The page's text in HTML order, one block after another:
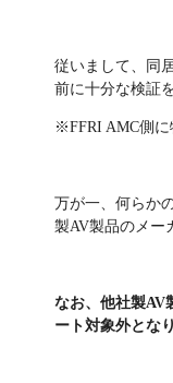
従いまして、同
前に十分な検証
※FFRI AMC側に
万が一、何らか
製AV製品のメー
なお、他社製AV
ート対象外とな